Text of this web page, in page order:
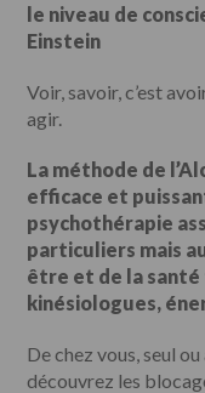
le niveau de
Einstein
Voir, savoir, c’est
agir.
La méthode de
efficace et
psychothérapie
particuliers mais
être et de la
kinésiologues,
De chez vous, seul
découvrez les